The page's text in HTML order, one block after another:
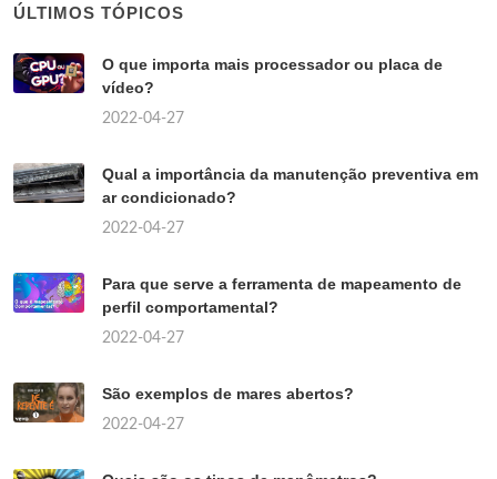
ÚLTIMOS TÓPICOS
O que importa mais processador ou placa de
vídeo?
2022-04-27
Qual a importância da manutenção preventiva em
ar condicionado?
2022-04-27
Para que serve a ferramenta de mapeamento de
perfil comportamental?
2022-04-27
São exemplos de mares abertos?
2022-04-27